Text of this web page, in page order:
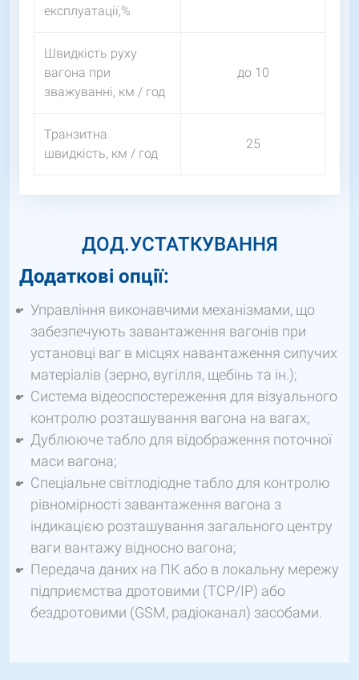
експлуатації,%
Швидкість руху
вагона при
зважуванні, км / год
до 10
Транзитна
швидкість, км / год
25
ДОД.УСТАТКУВАННЯ
Додаткові опції:
Управління виконавчими механізмами, що
забезпечують завантаження вагонів при
установці ваг в місцях навантаження сипучих
матеріалів (зерно, вугілля, щебінь та ін.);
Система відеоспостереження для візуального
контролю розташування вагона на вагах;
Дублююче табло для відображення поточної
маси вагона;
Спеціальне світлодіодне табло для контролю
рівномірності завантаження вагона з
індикацією розташування загального центру
ваги вантажу відносно вагона;
Передача даних на ПК або в локальну мережу
підприємства дротовими (TCP/IP) або
бездротовими (GSM, радіоканал) засобами.